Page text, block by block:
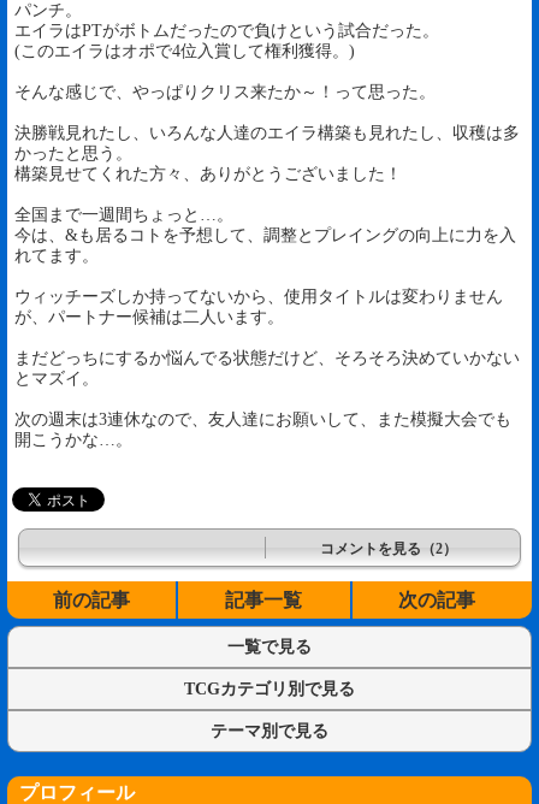
パンチ。
エイラはPTがボトムだったので負けという試合だった。
(このエイラはオポで4位入賞して権利獲得。)
そんな感じで、やっぱりクリス来たか～！って思った。
決勝戦見れたし、いろんな人達のエイラ構築も見れたし、収穫は多
かったと思う。
構築見せてくれた方々、ありがとうございました！
全国まで一週間ちょっと…。
今は、&も居るコトを予想して、調整とプレイングの向上に力を入
れてます。
ウィッチーズしか持ってないから、使用タイトルは変わりません
が、パートナー候補は二人います。
まだどっちにするか悩んでる状態だけど、そろそろ決めていかない
とマズイ。
次の週末は3連休なので、友人達にお願いして、また模擬大会でも
開こうかな…。
コメントを見る（2）
前の記事 記事一覧 次の記事
一覧で見る
TCGカテゴリ別で見る
テーマ別で見る
プロフィール